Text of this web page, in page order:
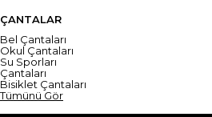
ÇANTALAR
Bel Çantaları
Okul Çantaları
Su Sporları
Çantaları
Bisiklet Çantaları
Tümünü Gör